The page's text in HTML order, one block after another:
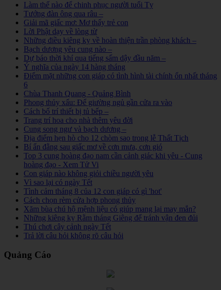
Làm thế nào để chinh phục người tuổi Tỵ
Tướng đàn ông qua râu –
Giải mã giấc mơ: Mơ thấy trẻ con
Lời Phật dạy về lòng từ
Những điều kiêng kỵ về hoàn thiện trần phòng khách –
Bạch dương yêu cung nào –
Dự báo thời khí qua tiếng sấm dậy đầu năm –
Ý nghĩa của ngày 14 hàng tháng
Điểm mặt những con giáp có tình hình tài chính ổn nhất tháng
6
Chùa Thanh Quang - Quảng Bình
Phong thủy xấu: Để giường ngủ gần cửa ra vào
Cách bố trí thiết bị tủ bếp –
Trang trí hoa cho nhà thêm yêu đời
Cung song ngư và bạch dương –
Địa điểm hẹn hò cho 12 chòm sao trong lễ Thất Tịch
Bí ẩn đằng sau giấc mơ về cơn mưa, cơn gió
Top 3 cung hoàng đạo nam cần cảnh giác khi yêu - Cung
hoàng đạo - Xem Tử Vi
Con giáp nào không giỏi chiều người yêu
Vì sao lại có ngày Tết
Tình cảm tháng 8 của 12 con giáp có gì 'hot'
Cách chọn rèm cửa hợp phong thủy
Xăm bùa chú hộ mệnh liệu có giúp mang lại may mắn?
Những kiêng kỵ Rằm tháng Giêng để tránh vận đen đủi
Thú chơi cây cảnh ngày Tết
Trả lời câu hỏi không rõ câu hỏi
Quảng Cáo